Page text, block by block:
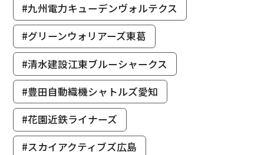
#九州電力キューデンヴォルテクス
#グリーンウォリアーズ東葛
#清水建設江東ブルーシャークス
#豊田自動織機シャトルズ愛知
#花園近鉄ライナーズ
#スカイアクティブズ広島